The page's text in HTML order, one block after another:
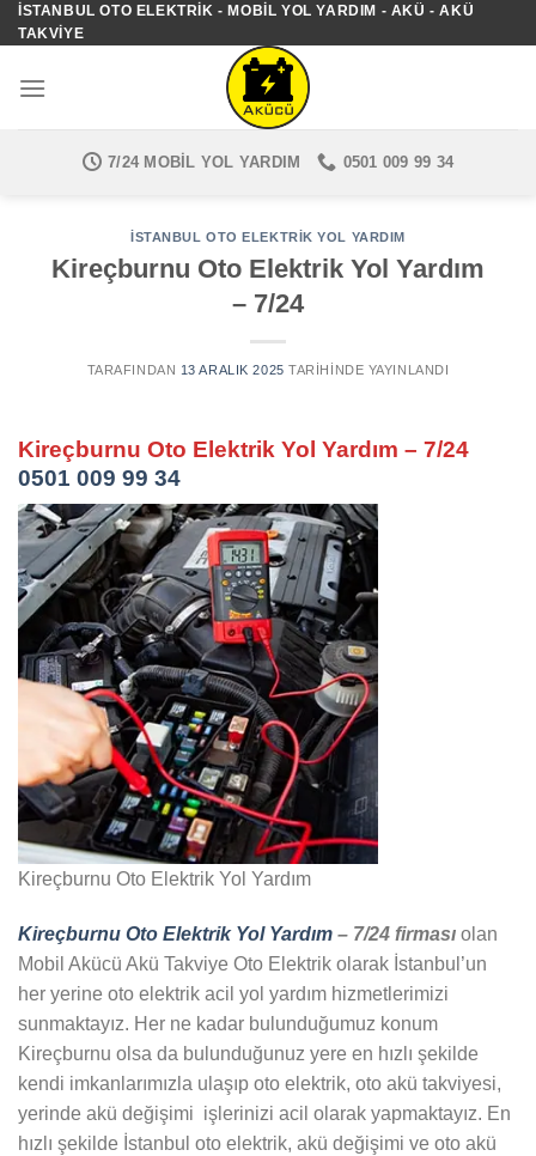
İçeriğe
atla
İSTANBUL OTO ELEKTRIK - MOBIL YOL YARDIM - AKÜ - AKÜ
TAKVIYE
7/24 MOBIL YOL YARDIM 0501 009 99 34
İSTANBUL OTO ELEKTRIK YOL YARDIM
Kireçburnu Oto Elektrik Yol Yardım
– 7/24
TARAFINDAN 13 ARALIK 2025 TARIHINDE YAYINLANDI
Kireçburnu Oto Elektrik Yol Yardım – 7/24
0501 009 99 34
Kireçburnu Oto Elektrik Yol Yardım
Kireçburnu Oto Elektrik Yol Yardım – 7/24 firması olan
Mobil Akücü Akü Takviye Oto Elektrik olarak İstanbul’un
her yerine oto elektrik acil yol yardım hizmetlerimizi
sunmaktayız. Her ne kadar bulunduğumuz konum
Kireçburnu olsa da bulunduğunuz yere en hızlı şekilde
kendi imkanlarımızla ulaşıp oto elektrik, oto akü takviyesi,
yerinde akü değişimi işlerinizi acil olarak yapmaktayız. En
hızlı şekilde İstanbul oto elektrik, akü değişimi ve oto akü